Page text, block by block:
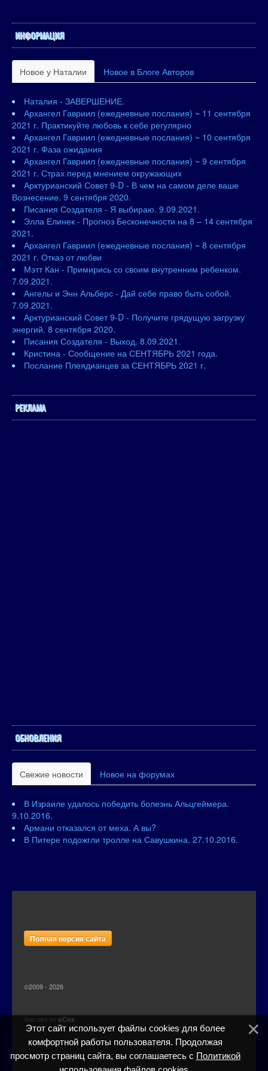
ИНФОРМАЦИЯ
Новое у Наталии Новое в Блоге Авторов
Наталия - ЗАВЕРШЕНИЕ.
Архангел Гавриил (ежедневные послания) ~ 11 сентября
2021 г. Практикуйте любовь к себе регулярно
Архангел Гавриил (ежедневные послания) ~ 10 сентября
2021 г. Фаза ожидания
Архангел Гавриил (ежедневные послания) ~ 9 сентября
2021 г. Страх перед мнением окружающих
Арктурианский Совет 9-D - В чем на самом деле ваше
Вознесение. 9 сентября 2020.
Писания Создателя - Я выбираю. 9.09.2021.
Элла Елинек - Прогноз Бесконечности на 8 – 14 сентября
2021.
Архангел Гавриил (ежедневные послания) ~ 8 сентября
2021 г. Отказ от любви
Мэтт Кан - Примирись со своим внутренним ребенком.
7.09.2021.
Ангелы и Энн Альберс - Дай себе право быть собой.
7.09.2021.
Арктурианский Совет 9-D - Получите грядущую загрузку
энергий. 8 сентября 2020.
Писания Создателя - Выход. 8.09.2021.
Кристина - Сообщение на СЕНТЯБРЬ 2021 года.
Послание Плеядианцев за СЕНТЯБРЬ 2021 г.
РЕКЛАМА
ОБНОВЛЕНИЯ
Свежие новости Новое на форумах
В Израиле удалось победить болезнь Альцгеймера.
9.10.2016.
Армани отказался от меха. А вы?
В Питере подожгли тролле на Савушкина. 27.10.2016.
Полная версия сайта
©2009 - 2026
Хостинг от uCoz
Этот сайт использует файлы cookies для более
комфортной работы пользователя. Продолжая
просмотр страниц сайта, вы соглашаетесь с Политикой